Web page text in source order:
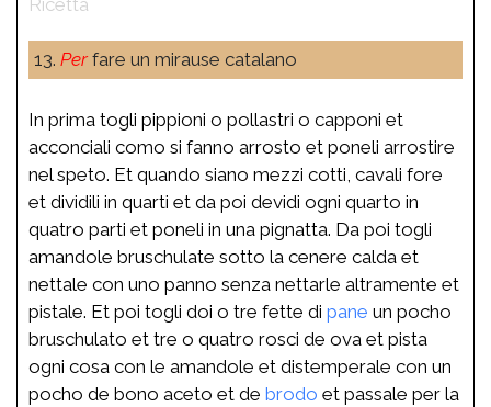
13. Perfare un mirause catalano
In prima togli pippioni o pollastri o capponi et
acconciali como si fanno arrosto et poneli arrostire
nel speto. Et quando siano mezzi cotti, cavali fore
et dividili in quarti et da poi devidi ogni quarto in
quatro parti et poneli in una pignatta. Da poi togli
amandole bruschulate sotto la cenere calda et
nettale con uno panno senza nettarle altramente et
pistale. Et poi togli doi o tre fette di pane un pocho
bruschulato et tre o quatro rosci de ova et pista
ogni cosa con le amandole et distemperale con un
pocho de bono aceto et de brodo et passale per la